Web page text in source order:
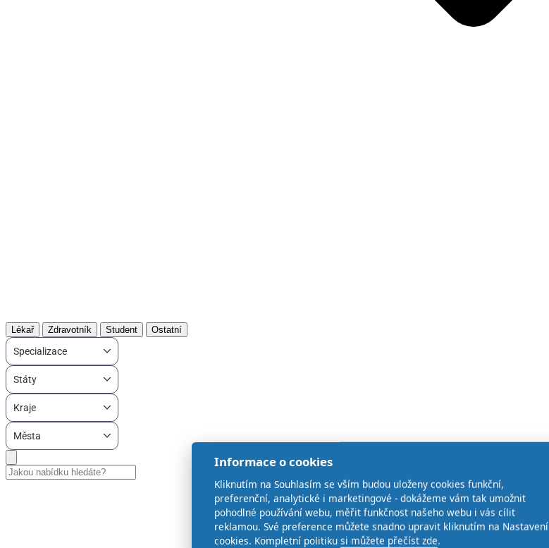
Lékař Zdravotník Student Ostatní
Specializace
Státy
Kraje
Města
Informace o cookies
Kliknutím na Souhlasím se vším budou uloženy cookies funkční,
preferenční, analytické i marketingové - dokážeme vám tak umožnit
pohodlné používání webu, měřit funkčnost našeho webu i vás cílit
reklamou. Své preference můžete snadno upravit kliknutím na Nastavení
cookies. Kompletní politiku si můžete přečíst zde.